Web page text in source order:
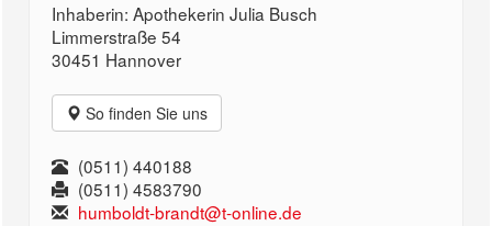
Inhaberin: Apothekerin Julia Busch
Limmerstraße 54
30451 Hannover
So finden Sie uns
(0511) 440188
(0511) 4583790
humboldt-brandt@t-online.de